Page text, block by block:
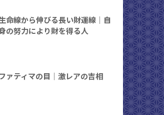
命線から伸びる長い財運線｜自
の努力により財を得る人
ファティマの目｜激レアの吉相